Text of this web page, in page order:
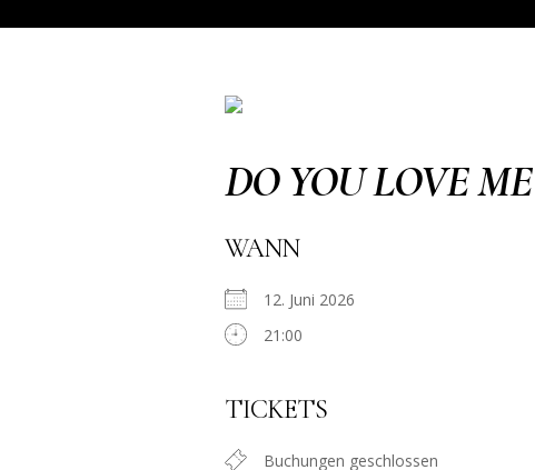
DO YOU LOVE
WANN
12. Juni 2026
21:00
TICKETS
Buchungen geschlossen